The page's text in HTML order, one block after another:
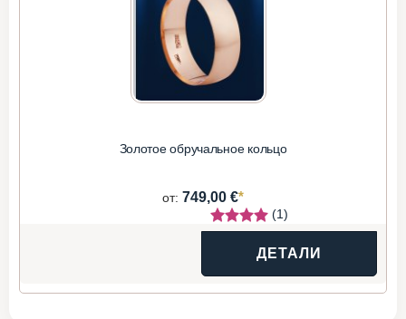
Золотое обручальное кольцо
от: 749,00 €*
(1)
ДЕТАЛИ